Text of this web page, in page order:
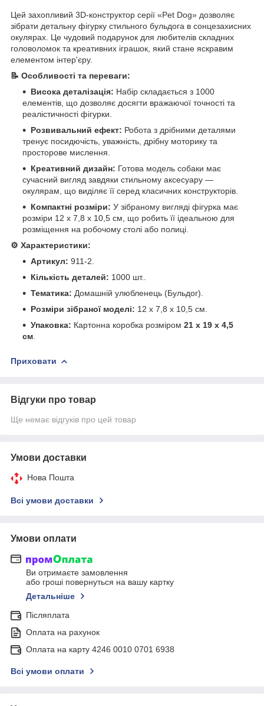
Цей захопливий 3D-конструктор серії «Pet Dog» дозволяє
зібрати детальну фігурку стильного бульдога в сонцезахисних
окулярах. Це чудовий подарунок для любителів складних
головоломок та креативних іграшок, який стане яскравим
елементом інтер'єру.
📝 Особливості та переваги:
Висока деталізація: Набір складається з 1000
елементів, що дозволяє досягти вражаючої точності та
реалістичності фігурки.
Розвивальний ефект: Робота з дрібними деталями
тренує посидючість, уважність, дрібну моторику та
просторове мислення.
Креативний дизайн: Готова модель собаки має
сучасний вигляд завдяки стильному аксесуару —
окулярам, що виділяє її серед класичних конструкторів.
Компактні розміри: У зібраному вигляді фігурка має
розміри 12 х 7,8 х 10,5 см, що робить її ідеальною для
розміщення на робочому столі або полиці.
⚙️ Характеристики:
Артикул: 911-2.
Кількість деталей: 1000 шт..
Тематика: Домашній улюбленець (Бульдог).
Розміри зібраної моделі: 12 х 7,8 х 10,5 см.
Упаковка: Картонна коробка розміром 21 х 19 х 4,5
см
Приховати
Відгуки про товар
Ще немає відгуків про цей товар
Умови доставки
Нова Пошта
Всі умови доставки
Умови оплати
Ви отримаєте замовлення
або гроші повернуться на вашу картку
Детальніше
Післяплата
Оплата на рахунок
Оплата на карту 4246 0010 0701 6938
Всі умови оплати